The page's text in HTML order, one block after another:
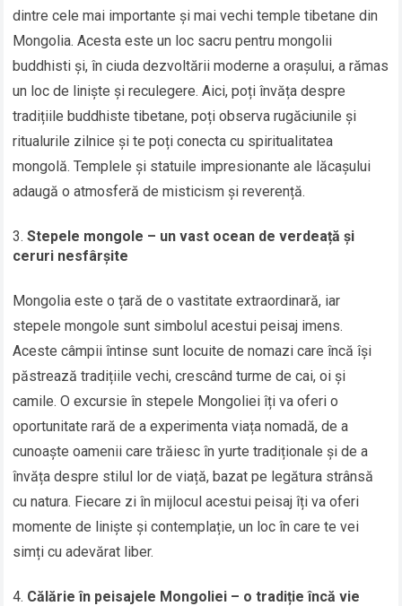
dintre cele mai importante și mai vechi temple tibetane din
Mongolia. Acesta este un loc sacru pentru mongolii
buddhisti și, în ciuda dezvoltării moderne a orașului, a rămas
un loc de liniște și reculegere. Aici, poți învăța despre
tradițiile buddhiste tibetane, poți observa rugăciunile și
ritualurile zilnice și te poți conecta cu spiritualitatea
mongolă. Templele și statuile impresionante ale lăcașului
adaugă o atmosferă de misticism și reverență.
Stepele mongole – un vast ocean de verdeață și
ceruri nesfârșite
Mongolia este o țară de o vastitate extraordinară, iar
stepele mongole sunt simbolul acestui peisaj imens.
Aceste câmpii întinse sunt locuite de nomazi care încă își
păstrează tradițiile vechi, crescând turme de cai, oi și
camile. O excursie în stepele Mongoliei îți va oferi o
oportunitate rară de a experimenta viața nomadă, de a
cunoaște oamenii care trăiesc în yurte tradiționale și de a
învăța despre stilul lor de viață, bazat pe legătura strânsă
cu natura. Fiecare zi în mijlocul acestui peisaj îți va oferi
momente de liniște și contemplație, un loc în care te vei
simți cu adevărat liber.
Călărie în peisajele Mongoliei – o tradiție încă vie